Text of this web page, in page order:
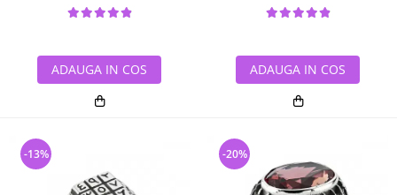
ADAUGA IN COS ADAUGA IN COS
-13% -20%